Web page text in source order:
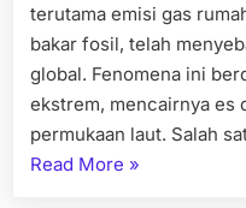
terutama emisi gas
bakar fosil, telah
global. Fenomena ini
ekstrem, mencairnya es
permukaan laut. Salah
Read More “Krisis
»